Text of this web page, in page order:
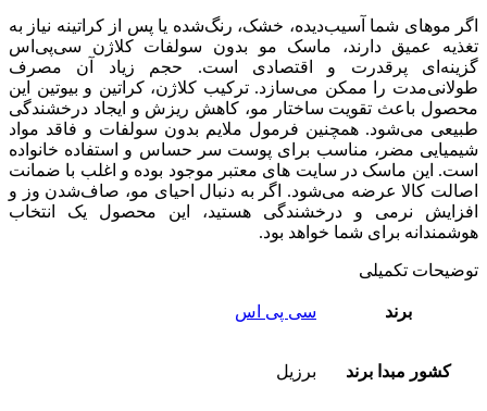
اگر موهای شما آسیب‌دیده، خشک، رنگ‌شده یا پس از کراتینه نیاز به
تغذیه عمیق دارند، ماسک مو بدون سولفات کلاژن سی‌پی‌اس
گزینه‌ای پرقدرت و اقتصادی است. حجم زیاد آن مصرف
طولانی‌مدت را ممکن می‌سازد. ترکیب کلاژن، کراتین و بیوتین این
محصول باعث تقویت ساختار مو، کاهش ریزش و ایجاد درخشندگی
طبیعی می‌شود. همچنین فرمول ملایم بدون سولفات و فاقد مواد
شیمیایی مضر، مناسب برای پوست سر حساس و استفاده خانواده
است. این ماسک در سایت های معتبر موجود بوده و اغلب با ضمانت
اصالت کالا عرضه می‌شود. اگر به دنبال احیای مو، صاف‌شدن وز و
افزایش نرمی و درخشندگی هستید، این محصول یک انتخاب
هوشمندانه برای شما خواهد بود.
توضیحات تکمیلی
برند سی پی اس
کشور مبدا برند برزیل